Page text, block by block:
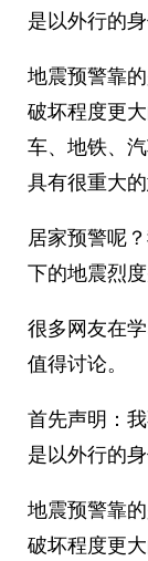
是以外行的
地震预警靠
破坏程度更
车、地铁、
具有很重大的
居家预警呢
下的地震烈
很多网友在
值得讨论。
首先声明：
是以外行的
地震预警靠
破坏程度更